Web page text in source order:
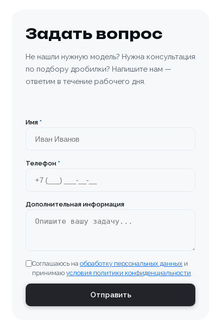
Задать вопрос
Не нашли нужную модель? Нужна консультация
по подбору дробилки? Напишите нам —
ответим в течение рабочего дня.
Имя *
Телефон *
Дополнительная информация
Соглашаюсь на обработку персональных данных и
принимаю условия политики конфиденциальности
Отправить